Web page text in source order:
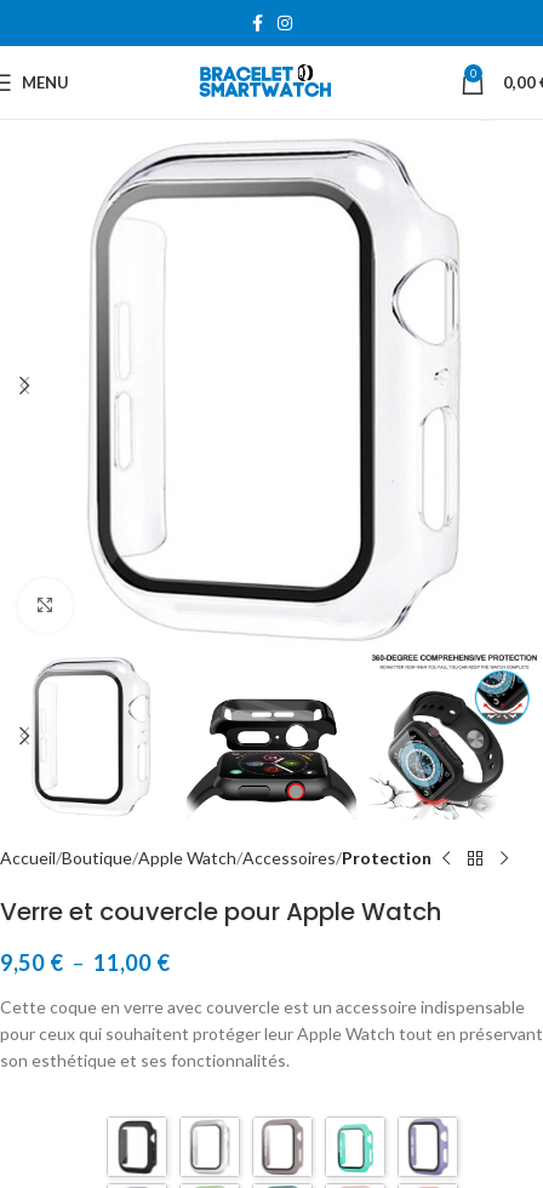
MENU 0 0,00
Cliquer pour agrandir
Accueil Boutique Apple Watch Accessoires Protection
Verre et couvercle pour Apple Watch
9,50 € – 11,00 €
Cette coque en verre avec couvercle est un accessoire indispensable
pour ceux qui souhaitent protéger leur Apple Watch tout en préservant
son esthétique et ses fonctionnalités.